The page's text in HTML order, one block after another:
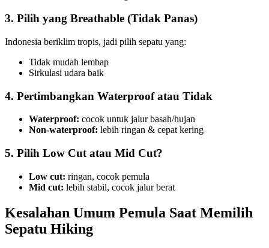
3. Pilih yang Breathable (Tidak Panas)
Indonesia beriklim tropis, jadi pilih sepatu yang:
Tidak mudah lembap
Sirkulasi udara baik
4. Pertimbangkan Waterproof atau Tidak
Waterproof: cocok untuk jalur basah/hujan
Non-waterproof: lebih ringan & cepat kering
5. Pilih Low Cut atau Mid Cut?
Low cut: ringan, cocok pemula
Mid cut: lebih stabil, cocok jalur berat
Kesalahan Umum Pemula Saat Memilih
Sepatu Hiking